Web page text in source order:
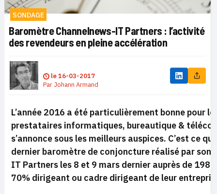
SONDAGE
Baromètre Channelnews-IT Partners : l’activité
des revendeurs en pleine accélération
le16-03-2017
Par Johann Armand
L’année 2016 a été particulièrement bonne pour
prestataires informatiques, bureautique &
s’annonce sous les meilleurs auspices. C’est ce
dernier baromètre de conjoncture réalisé par
IT Partners les 8 et 9 mars dernier auprès de 198
70% dirigeant ou cadre dirigeant de leur